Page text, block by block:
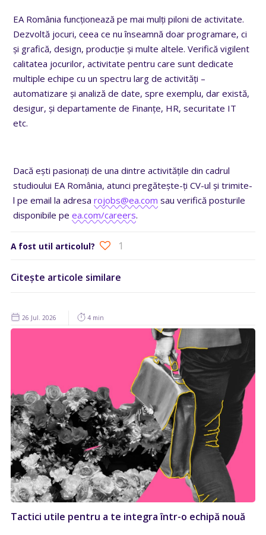
EA România funcționează pe mai mulți piloni de activitate.
Dezvoltă jocuri, ceea ce nu înseamnă doar programare, ci
și grafică, design, producție și multe altele. Verifică vigilent
calitatea jocurilor, activitate pentru care sunt dedicate
multiple echipe cu un spectru larg de activități –
automatizare și analiză de date, spre exemplu, dar există,
desigur, și departamente de Finanțe, HR, securitate IT
etc.
Dacă ești pasionați de una dintre activitățile din cadrul
studioului EA România, atunci pregătește-ți CV-ul și trimite-
l pe email la adresarojobs@ea.com sau verifică posturile
disponibile peea.com/careers.
A fost util articolul? 1
Citește articole similare
26 Jul. 2026 4 min
Tactici utile pentru a te integra într-o echipă nouă